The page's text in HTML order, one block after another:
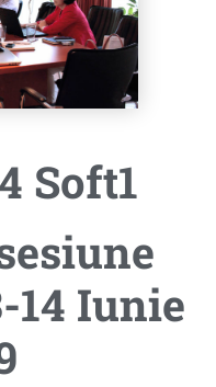
Soft1
14 Iunie